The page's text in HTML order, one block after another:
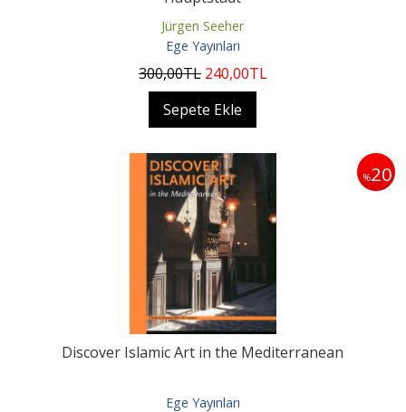
Jürgen Seeher
Ege Yayınları
300,00TL 240,00TL
Sepete Ekle
%20
Discover Islamic Art in the Mediterranean
Ege Yayınları